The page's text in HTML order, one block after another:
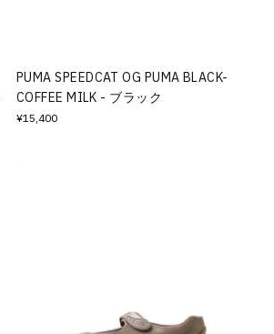
PUMA SPEEDCAT OG PUMA BLACK-
COFFEE MILK - ブラック
¥15,400